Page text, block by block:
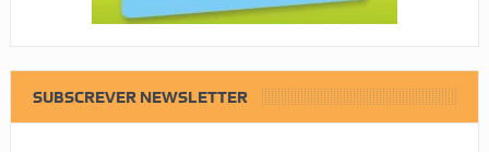
SUBSCREVER NEWSLETTER